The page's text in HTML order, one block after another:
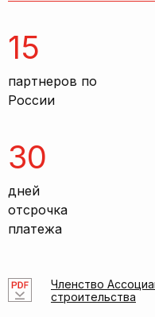
15
партнеров по
России
30
дней
отсрочка
платежа
Членство
строительства